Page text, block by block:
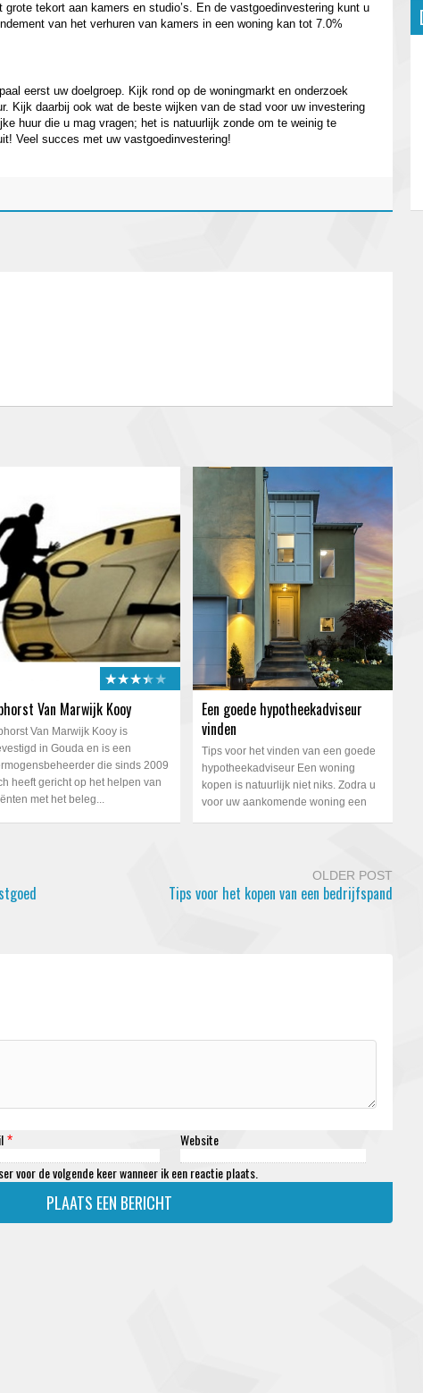
tekort aan kamers en studio’s. En de vastgoedinvestering kunt u
van het verhuren van kamers in een woning kan tot 7.0%
eerst uw doelgroep. Kijk rond op de woningmarkt en onderzoek
Kijk daarbij ook wat de beste wijken van de stad voor uw investering
huur die u mag vragen; het is natuurlijk zonde om te weinig te
Veel succes met uw vastgoedinvestering!
★★★★★
★★★★★
Van Marwijk Kooy
Van Marwijk Kooy is
in Gouda en is een
die sinds 2009
heeft gericht op het helpen van
met het beleg...
Een goede hypotheekadviseur
vinden
Tips voor het vinden van een goede
hypotheekadviseur Een woning
kopen is natuurlijk niet niks. Zodra u
voor uw aankomende woning een
OLDER POST
Tips voor het kopen van een bedrijfspand
*
Website
voor de volgende keer wanneer ik een reactie plaats.